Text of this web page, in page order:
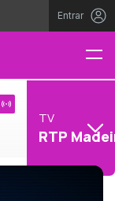
Entrar
TV
RTP